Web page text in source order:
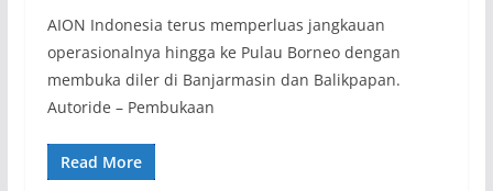
AION Indonesia terus memperluas jangkauan
operasionalnya hingga ke Pulau Borneo dengan
membuka diler di Banjarmasin dan Balikpapan.
Autoride – Pembukaan
Read More